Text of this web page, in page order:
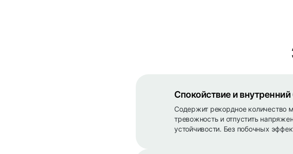
Спокойствие и внутренний
Содержит рекордное количество
тревожность и отпустить
устойчивости. Без побочных